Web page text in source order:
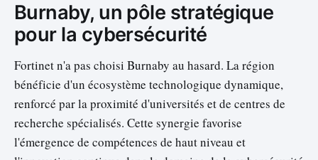
Burnaby, un pôle stratégique
pour la cybersécurité
Fortinet n'a pas choisi Burnaby au hasard. La région
bénéficie d'un écosystème technologique dynamique,
renforcé par la proximité d'universités et de centres de
recherche spécialisés. Cette synergie favorise
l'émergence de compétences de haut niveau et